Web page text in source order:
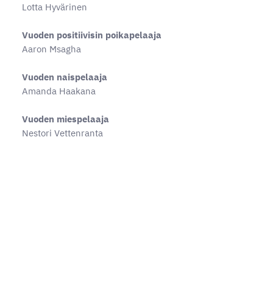
Lotta Hyvärinen
Vuoden positiivisin poikapelaaja
Aaron Msagha
Vuoden naispelaaja
Amanda Haakana
Vuoden miespelaaja
Nestori Vettenranta